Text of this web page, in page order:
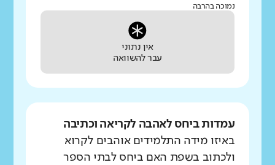
נמוכה בהרבה
אין נתוני
עבר להשוואה
עמדות ביחס לאהבה לקריאה וכתיבה
באיזו מידה התלמידים אוהבים לקרוא
ולכתוב בשפת האם ביחס לבתי הספר